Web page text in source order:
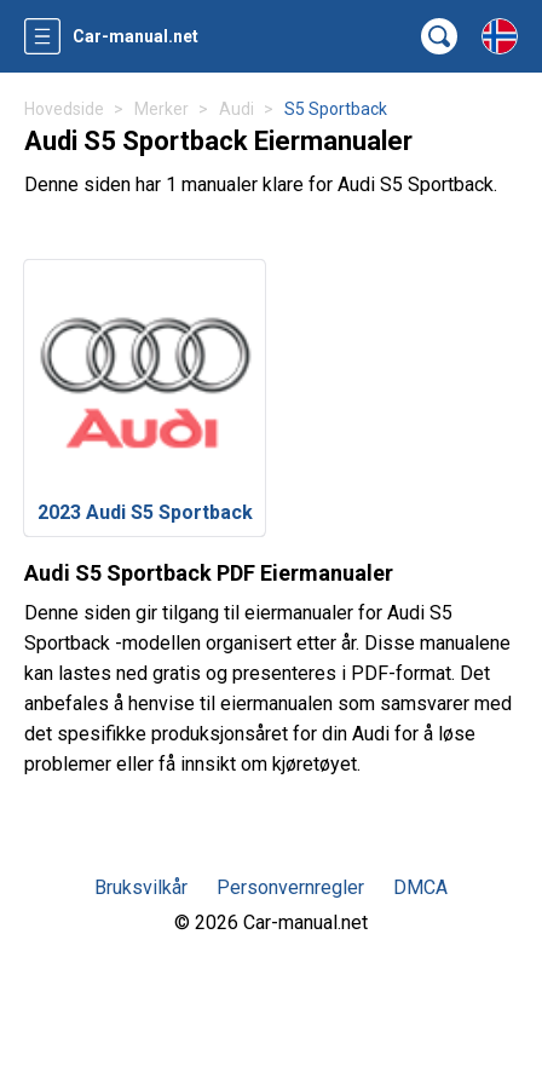
Car-manual.net
Hovedside Merker Audi S5 Sportback
Audi S5 Sportback Eiermanualer
Denne siden har 1 manualer klare for Audi S5 Sportback.
2023 Audi S5 Sportback
Audi S5 Sportback PDF Eiermanualer
Denne siden gir tilgang til eiermanualer for Audi S5
Sportback -modellen organisert etter år. Disse manualene
kan lastes ned gratis og presenteres i PDF-format. Det
anbefales å henvise til eiermanualen som samsvarer med
det spesifikke produksjonsåret for din Audi for å løse
problemer eller få innsikt om kjøretøyet.
Bruksvilkår Personvernregler
DMCA
© 2026 Car-manual.net